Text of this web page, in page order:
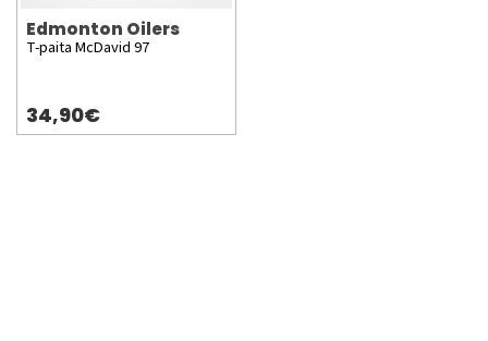
Edmonton Oilers
T-paita McDavid 97
34,90€